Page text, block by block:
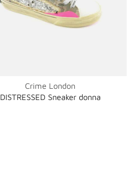
Crime London
DISTRESSED Sneaker donna